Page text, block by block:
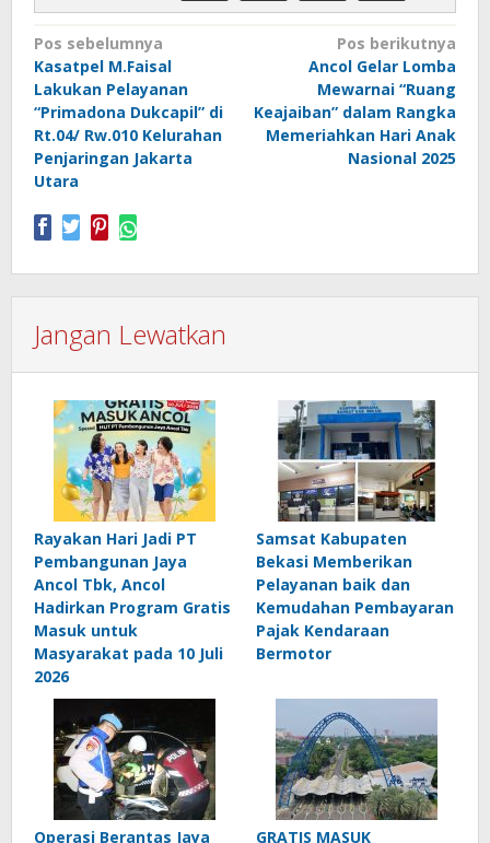
Navigasi
pos
Pos sebelumnya
Kasatpel M.Faisal
Lakukan Pelayanan
“Primadona Dukcapil” di
Rt.04/ Rw.010 Kelurahan
Penjaringan Jakarta
Utara
Pos berikutnya
Ancol Gelar Lomba
Mewarnai “Ruang
Keajaiban” dalam Rangka
Memeriahkan Hari Anak
Nasional 2025
Jangan Lewatkan
Rayakan Hari Jadi PT
Pembangunan Jaya
Ancol Tbk, Ancol
Hadirkan Program Gratis
Masuk untuk
Masyarakat pada 10 Juli
2026
Samsat Kabupaten
Bekasi Memberikan
Pelayanan baik dan
Kemudahan Pembayaran
Pajak Kendaraan
Bermotor
Operasi Berantas Jaya
GRATIS MASUK